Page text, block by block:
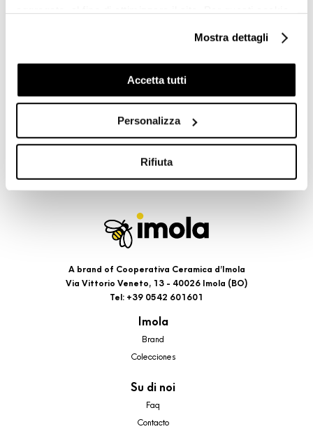
Cookie di profilazione/marketing: sono utilizzati, solo
previo tuo consenso, per esaminare le tue abitudini di
navigazione e mostrarti quindi avvisi pubblicitari mirati, in
linea con le tue preferenze.
cookie di profilazione, selezionando uno dei bottoni sotto
riportati. Puoi avere maggiori dettagli visionando
l’Informativa estesa cookie. La chiusura del presente
banner comporterà il permanere dei soli cookie tecnici ed
comunque modificare le tue scelte in qualsiasi momento,
accedendo al link presente nel footer.
Mostra dettagli
Accetta tutti
Personalizza
Rifiuta
Share:
A brand of Cooperativa Ceramica d’Imola
Via Vittorio Veneto, 13 - 40026 Imola (BO)
Tel: +39 0542 601601
Imola
Brand
Colecciones
Su di noi
Faq
Contacto